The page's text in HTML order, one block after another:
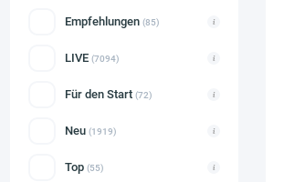
Empfehlungen (85)
LIVE (7094)
Für den Start (72)
Neu (1919)
Top (55)